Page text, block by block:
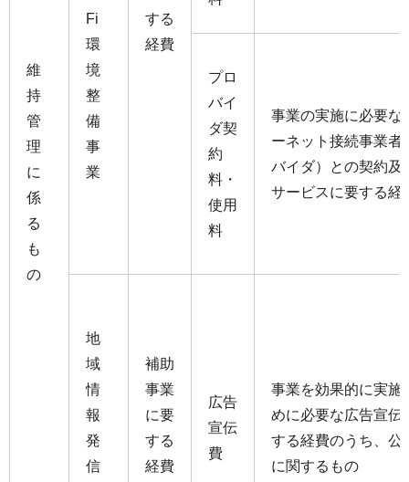
維
持
管
理
に
係
る
も
の
Fi
環
境
整
備
事
業
する
経費
プロ
バイ
ダ契
約
料・
使用
料
事業の実施に必要な
ーネット接続事業者
バイダ）との契約及
サービスに要する経
地
域
情
報
発
信
補助
事業
に要
する
経費
広告
宣伝
費
事業を効果的に実施
めに必要な広告宣伝
する経費のうち、公
に関するもの